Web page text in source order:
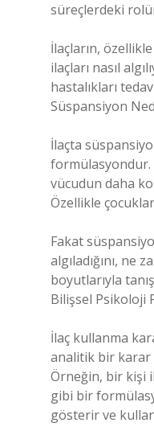
süreçlerdeki
İlaçların,
ilaçları nasıl
hastalıkları
Süspansiyon
İlaçta
formülasyondur.
vücudun daha
Özellikle
Fakat
algıladığını,
boyutlarıyla
Bilişsel Psikoloji
İlaç kullanma
analitik bir karar
Örneğin, bir kişi
gibi bir
gösterir ve